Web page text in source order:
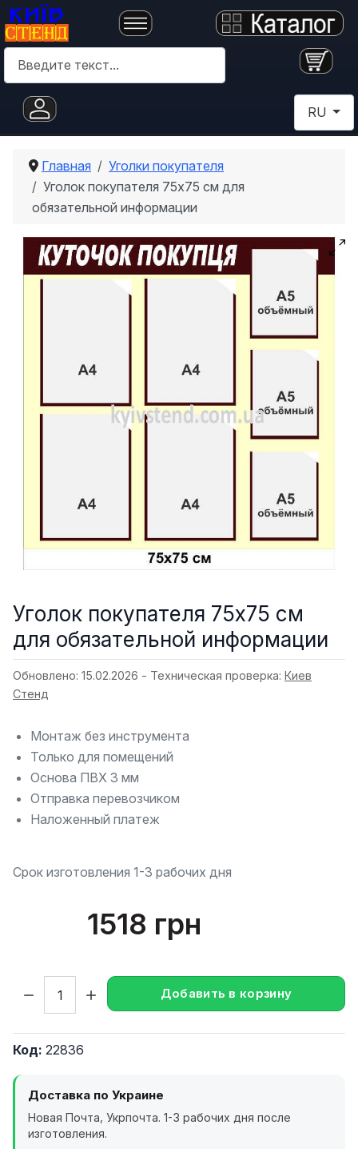
Поиск
RU
Главная
Уголки покупателя
Уголок покупателя 75х75 см для
обязательной информации
Уголок покупателя 75х75 см
для обязательной информации
Обновлено: 15.02.2026 - Техническая проверка: Киев
Стенд
Монтаж без инструмента
Только для помещений
Основа ПВХ 3 мм
Отправка перевозчиком
Наложенный платеж
Срок изготовления 1-3 рабочих дня
1518 грн
Добавить в корзину
Код: 22836
Доставка по Украине
Новая Почта, Укрпочта. 1-3 рабочих дня после
изготовления.